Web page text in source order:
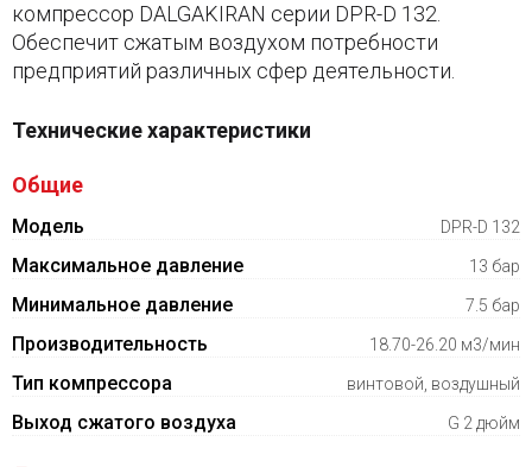
компрессор DALGAKIRAN серии DPR-D 132.
Обеспечит сжатым воздухом потребности
предприятий различных сфер деятельности.
Технические характеристики
Общие
Модель DPR-D 132
Максимальное давление 13 бар
Минимальное давление 7.5 бар
Производительность 18.70-26.20 м3/мин
Тип компрессора винтовой, воздушный
Выход сжатого воздуха G 2 дюйм